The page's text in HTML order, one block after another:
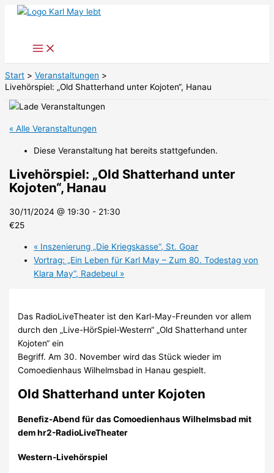
Zum
Start
Veranstaltungen
Livehörspiel: „Old Shatterhand unter Kojoten“, Hanau
« Alle Veranstaltungen
Diese Veranstaltung hat bereits stattgefunden.
Livehörspiel: „Old Shatterhand unter
Kojoten“, Hanau
30/11/2024 @ 19:30 - 21:30
€25
« Inszenierung „Die Kriegskasse“, St. Goar
Vortrag: „Ein Leben für Karl May – Zum 80. Todestag von
Klara May“, Radebeul »
Das RadioLiveTheater ist den Karl-May-Freunden vor allem
durch den „Live-HörSpiel-Western“ „Old Shatterhand unter
Kojoten“ ein
Begriff. Am 30. November wird das Stück wieder im
Comoedienhaus Wilhelmsbad in Hanau gespielt.
Old Shatterhand unter Kojoten
Benefiz-Abend für das Comoedienhaus Wilhelmsbad mit
dem hr2-RadioLiveTheater
Western-Livehörspiel